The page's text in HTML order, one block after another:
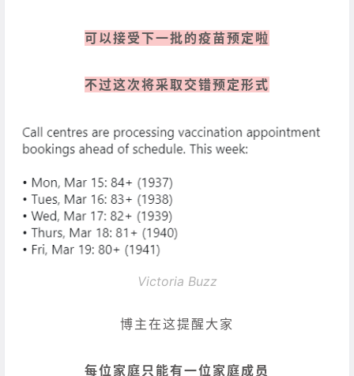
可以接受下一批的疫苗预定啦
不过这次将采取交错预定形式
Victoria Buzz
博主在这提醒大家
每位家庭只能有一位家庭成员